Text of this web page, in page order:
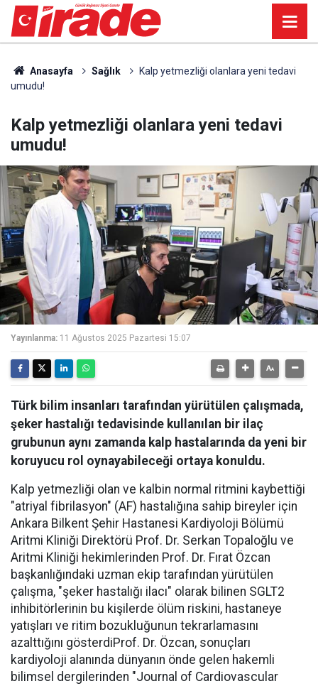
Anasayfa Sağlık
Kalp yetmezliği olanlara yeni tedavi
umudu!
Kalp yetmezliği olanlara yeni tedavi
umudu!
Yayınlanma: 11 Ağustos 2025 Pazartesi 15:07
Türk bilim insanları tarafından yürütülen çalışmada,
şeker hastalığı tedavisinde kullanılan bir ilaç
grubunun aynı zamanda kalp hastalarında da yeni bir
koruyucu rol oynayabileceği ortaya konuldu.
Kalp yetmezliği olan ve kalbin normal ritmini kaybettiği
"atriyal fibrilasyon" (AF) hastalığına sahip bireyler için
Ankara Bilkent Şehir Hastanesi Kardiyoloji Bölümü
Aritmi Kliniği Direktörü Prof. Dr. Serkan Topaloğlu ve
Aritmi Kliniği hekimlerinden Prof. Dr. Fırat Özcan
başkanlığındaki uzman ekip tarafından yürütülen
çalışma, "şeker hastalığı ilacı" olarak bilinen SGLT2
inhibitörlerinin bu kişilerde ölüm riskini, hastaneye
yatışları ve ritim bozukluğunun tekrarlamasını
azalttığını gösterdiProf. Dr. Özcan, sonuçları
kardiyoloji alanında dünyanın önde gelen hakemli
bilimsel dergilerinden "Journal of Cardiovascular